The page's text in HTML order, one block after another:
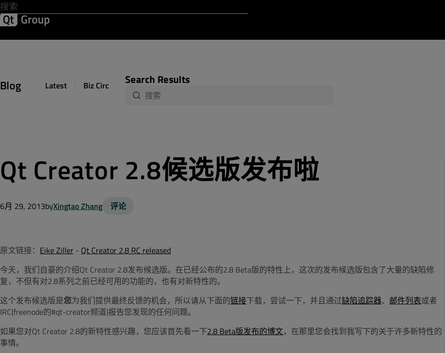
Blog Latest Biz Circuit Dev Loop Design Sphere
Search Results
Qt Creator 2.8候选版发布啦
6月 29, 2013byXingtao Zhang 评论
原文链接： Eike Ziller - Qt Creator 2.8 RC released
今天，我们自豪的介绍Qt Creator 2.8发布候选版。在已经公布的2.8 Beta版的特性上，这次的发布候选版包含了大量的缺陷修
复，不但有对2.8系列之前已经可用的功能的，也有对新特性的。
这个发布候选版是您为我们提供最终反馈的机会，所以请从下面的链接下载，尝试一下，并且通过缺陷追踪器、 邮件列表或者
IRC(freenode的#qt-creator频道)报告您发现的任何问题。
如果您对Qt Creator 2.8的新特性感兴趣，您应该首先看一下2.8 Beta版发布的博文，在那里您会找到我写下的关于许多新特性的
事情。